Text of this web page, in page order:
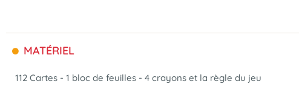
MATÉRIEL
112 Cartes - 1 bloc de feuilles - 4 crayons et la règle du jeu